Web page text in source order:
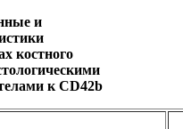
и
костного
к CD42b